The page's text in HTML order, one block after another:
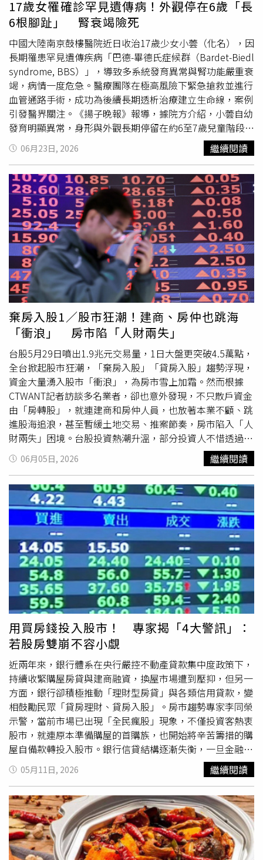
制慾，女兒是她生命的全部，她什麼都沒有，所做的一切都
是為了女兒，甚至可以犧牲一切，這個偉大母親的角色是很
吸引我的。」她還透露自己也很愛看伊藤潤二的作品，以前
看《漩渦》連翻頁都會怕，要先翻一小角確認不會太恐怖才
敢慢慢翻開，更表示：「我已經搶先看了《聰明鎮》前5
集，追著導演快給我剩下的集數，好久沒有追劇追到停不下
來了。」現實生活同樣身為母親的梁詠琪表示，自己與角色
相似之處在於都很愛女兒、願意付出努力，但她強調非常不
認同何麗芬愛女兒的方式，直言：「何麗芬失去自己，也讓
女兒失去自己。她的愛是盲目的，漠視女兒的感受，讓雙方
都很痛苦。我自己比較放手，畢竟孩子是獨立個體，我們作
為父母仍然要尊重他們。」陳姸霏在劇中化身重考生「趙佳
琦」，被媽媽強迫搬入以升學為唯一目標的「神祕小鎮」，
問起得知要跟女神梁詠琪演母女的心情，她笑稱一開始因為
對方是資深前輩，又是厲害的歌手而「微微害怕」，甚至擔
心語言隔閡，實際碰面發現一切都是過度擔心，陳姸霏笑
說：「第一次見面覺得她好高、好漂亮！我們也常在現場分
享零食，到了最後殺青甚至有點難分難捨。」梁詠琪則對
「女兒」陳姸霏讚不絕口，她驚豔說：「姸霏很清楚自己在
表演上要做什麼，有時氣氛也被她帶動。拍沉重鏡頭時，她
本來哭得很淒涼，一喊卡就突然笑了。我非常享受看她的表
演，心裡都忍不住想，我這個女兒真的很棒！」梁詠琪還透
露當時偷偷把手機桌布跟螢幕保護都換成陳姸霏小時後的照
片，被問會不會擔心自己女兒吃醋？她笑說：「當時離家兩
個月在台灣拍攝很想念女兒，就真的把姸霏當自己女兒看，
但拍完當然就把照片換回去啦！」梁詠琪對陳姸霏讚不絕
口。（圖／奇蹟映畫所提供）
17歲女罹確診罕見遺傳病！外觀停在6歲「長
6根腳趾」 腎衰竭險死
中國大陸南京鼓樓醫院近日收治17歲少女小蕓（化名），因
長期罹患罕見遺傳疾病「巴德-畢德氏症候群（Bardet-Biedl
syndrome, BBS）」，導致多系統發育異常與腎功能嚴重衰
竭，病情一度危急。醫療團隊在極高風險下緊急搶救並進行
血管通路手術，成功為後續長期透析治療建立生命線，案例
引發醫界關注。《揚子晚報》報導，據院方介紹，小蕓自幼
發育明顯異常，身形與外觀長期停留在約6至7歲兒童階段，
智力發展亦僅相當於4至5歲水平，且雙足出現多指畸形，每
隻腳均有6根腳趾。由於家庭經濟困難，她直到去年才首次
接受系統性就醫，最終確診為BBS罕見遺傳病，並已出現嚴
重腎臟損害。今年入院時，小蕓病情已相當危重，出現尿毒
症性腦病、極重度貧血及嚴重代謝性酸中毒等多重併發症。
腎內科醫師於急診室評估後，立即啟動搶救程序，迅速建立
臨時血液透析通路，並進行血液濾過治療，成功穩定其生命
徵象。隨後，小蕓被透過綠色通道收治入院，但進一步檢查
顯示，其因先天性血管畸形
導致全身血管細小、彎曲且管壁
異常，甚至上腔靜脈狹窄，無法建立穩定的長期透析通路。
醫療團隊評估指出，若無法完成血管通路建置，將難以進行
維持性血液透析治療。腎內科血液淨化中心負責人高民表
示，患者血管條件極為罕見，「17歲的身體卻呈現幼兒等級
的血管發育狀態」，傳統動靜脈內瘺手術幾乎無法實施，手
術風險極高。醫療團隊因此制定專案手術計畫，決定在
DSA（數位減影血管造影）引導下進行頸內靜脈半永久導管
植入。手術當天，高民親自操刀，在影像引導下逐步尋找可
通行的血管路徑。由於血管走向異常且存在多處瓣膜阻礙，
導絲推進極為困難，宛如在破碎結構中尋找狹窄通道。最終
醫師憑藉多年介入經驗，使用極細導絲小心穿越畸形血管
段，成功完成長期透析導管置入，為後續治療爭取關鍵條
件。主治醫師指出，巴德-畢德氏症候群屬極罕見遺傳疾
病，發病率約為10萬分之1等級，主要因基因突變導致細胞
纖毛功能異常，進而影響多個器官系統。患者常見症狀包括
視力逐漸退化、肥胖、多指（趾）畸形、性腺發育異常、腎
臟結構與功能損害，以及學習與發育障礙等。據了解，目前
該疾病尚無根治方法，治療以多科別整合的支持性照護為
主，包括腎臟替代治療、併發症管理與長期追蹤。醫師強
調，早期診斷與規律治療對改善預後至關重要，此次個案也
凸顯罕見疾病患者在基層醫療與早期識別上的挑戰。
06月23日, 2026 繼續閱讀
棄房入股1／股市狂潮！建商、房仲也跳海
「衝浪」 房市陷「人財兩失」
台股5月29日噴出1.9兆元交易量，1日大盤更突破4.5萬點，
全台掀起股市狂潮，「棄房入股」「貸房入股」趨勢浮現，
資金大量湧入股市「衝浪」，為房市雪上加霜。然而根據
CTWANT記者訪談多名業者，卻也意外發現，不只散戶資金
由「房轉股」，就連建商和房仲人員，也放著本業不顧、跳
進股海追浪，甚至暫緩土地交易、推案節奏，房市陷入「人
財兩失」困境。台股投資熱潮升溫，部分投資人不惜透過房
屋增貸甚至賣房套現，積極將資金轉向股市尋求更高報酬。
（圖／報系資料照）房市自去年急凍以來，買氣持續低迷。
10萬戶大關，又以台中超過3萬戶的待售量位居七都之冠，
成為賣壓最沉重的區域。「台中賣壓比較大的還是在海線，
即使成屋了也沒有客人。我聽到比較多的狀況是，寬限期到
期要本利攤還，壓力比較大，所以丟出來賣，想套回現金去
玩股票。」大台中不動產公會理事長蕭成忠觀察「資金正大
逃離房市，全面湧向股海」，除了資產變現外，還有一票人
是透過理財型房貸，將已償還的房貸本金借出來再投入股
市。近日上市櫃公司陸續召開股東會，建商們被問及市況，
也脫離不了股市熱潮的影響。皇普建設董事長蘇永平直言，
「大家都去買股票了，沒有人要買房子！」資金排擠感受深
刻的還有宏盛建設，董事長林新欽就提到，目前股市熱絡，
下半年要怎麼銷售去化將是重點，而他們也發現不少人在房
貸成數上有問題。房市表現低迷之際，隨著COMPUTEX即
將登場，AI題材持續升溫，不僅散戶瘋搶AI概念股，連建商
與房仲從業人員也紛紛轉戰股市、投入股海。（圖／報系資
料照）追根何種房貸問題，原本以為是信用管制導致自備款
不足，但宏盛發言人陳育德卻說出了令人跌破眼鏡的原因，
「最近看到比較多都是因股市熱，資金還在股市來不及拿回
來，或是想再放久一點、多賺一點。」一名桃園地產業者就
分享，台股雖已在高點，仍有人想進場，一名券商朋友手上
還有十多名客戶待開戶；最近他原本有幾塊農地要出售，買
方已出價，但仲介近日告知交易暫緩，原因是「資金還在股
市，等賺了錢再來買」。根據證交所公布最新5月台股新開
戶數13.2萬人，全台累積總開戶數達到1433萬人，再創新
高。面試心得平台「面試趣」也公布職場調查，每6人就有1
人目睹同事因股市辭職，更有2.6%的受訪者坦言，自己就
06月05日, 2026 繼續閱讀
用買房錢投入股市！ 專家揭「4大警訊」：
若股房雙崩不容小覷
近兩年來，銀行體系在央行嚴控不動產貸款集中度政策下，
持續收緊購屋房貸與建商融資，換屋市場遭到壓抑，但另一
方面，銀行卻積極推動「理財型房貸」與各類信用貸款，變
相鼓勵民眾「貸房理財、貸房入股」。房市趨勢專家李同榮
示警，當前市場已出現「全民瘋股」現象，不僅投資客熱衷
股市，就連原本準備購屋的首購族，也開始將辛苦籌措的購
屋自備款轉投入股市。銀行信貸結構逐漸失衡，一旦金融市
場反轉，股房雙崩，恐將引爆本土金融風暴，後果不容小
覷。李同榮指出，2025年至2026年間，尤其是公股銀行體
系，為因應央行對不動產放款集中度的控管，消金授信策略
已逐漸轉向「理財型房貸」與「信用貸款」。所謂理財型房
貸，就是將已償還的房貸本金，再轉化成可隨時動用的額
度，讓有房族能夠靈活調度資金。理論上，此類產品可作為
資金周轉工具，但目前市場現象卻是，大量資金流向本土股
05月11日, 2026 繼續閱讀